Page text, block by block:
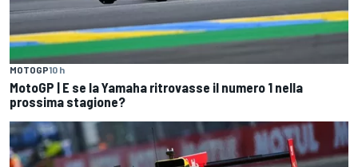
MOTOGP10 h
MotoGP | E se la Yamaha ritrovasse il numero 1 nella
prossima stagione?